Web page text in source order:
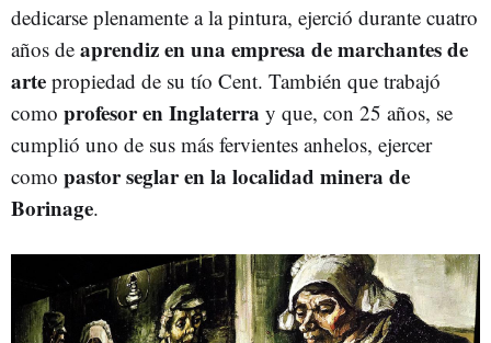
dedicarse plenamente a la pintura, ejerció durante cuatro
años de aprendiz en una empresa de marchantes de
arte propiedad de su tío Cent. También que trabajó
como profesor en Inglaterra y que, con 25 años, se
cumplió uno de sus más fervientes anhelos, ejercer
como pastor seglar en la localidad minera de
Borinage.